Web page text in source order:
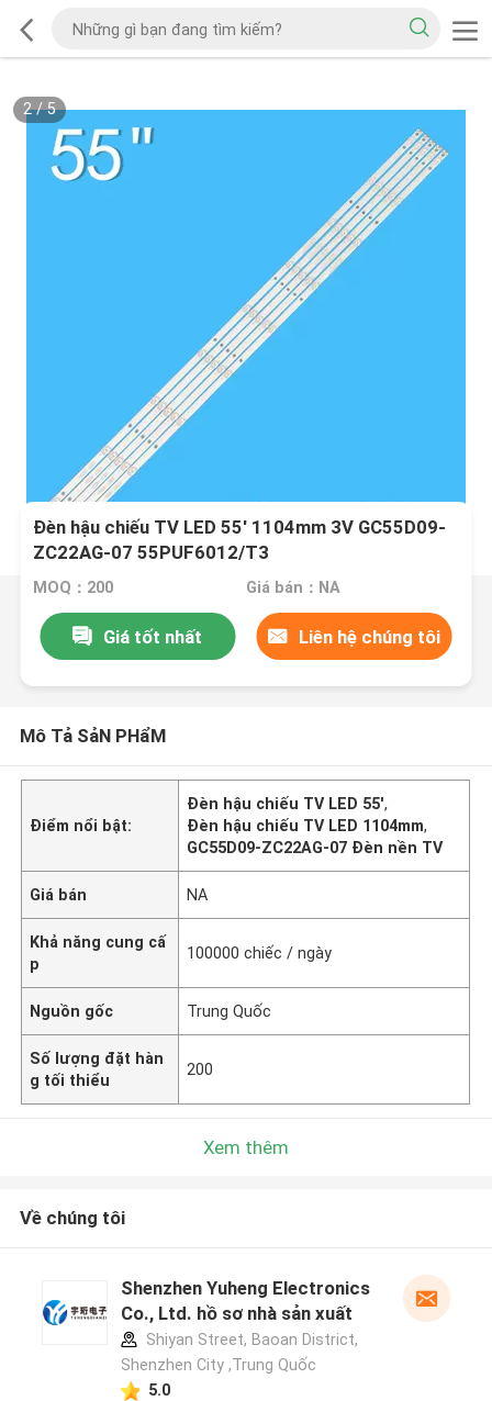
2/5
Đèn hậu chiếu TV LED 55' 1104mm 3V GC55D09-
ZC22AG-07 55PUF6012/T3
MOQ：200 Giá bán：NA
Giá tốt nhất Liên hệ chúng tôi
Mô Tả SảN PHẩM
Điểm nổi bật:
Đèn hậu chiếu TV LED 55',
Đèn hậu chiếu TV LED 1104mm,
GC55D09-ZC22AG-07 Đèn nền TV
Giá bán NA
Khả năng cung cấ
p
100000 chiếc / ngày
Nguồn gốc Trung Quốc
Số lượng đặt hàn
g tối thiểu
200
Xem thêm
Về chúng tôi
Shenzhen Yuheng Electronics
Co., Ltd. hồ sơ nhà sản xuất
Shiyan Street, Baoan District,
Shenzhen City ,Trung Quốc
5.0